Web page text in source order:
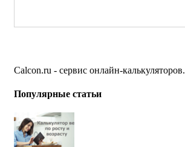
Calcon.ru - сервис онлайн-калькуляторов.
Популярные статьи